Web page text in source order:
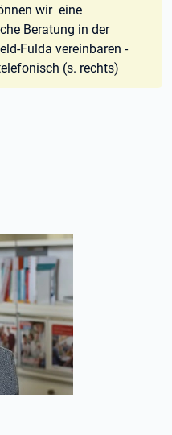
wir eine
Beratung in der
Fulda vereinbaren -
(s. rechts)